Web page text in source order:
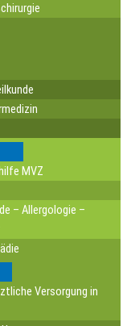
MVZ
– Allergologie –
Versorgung in